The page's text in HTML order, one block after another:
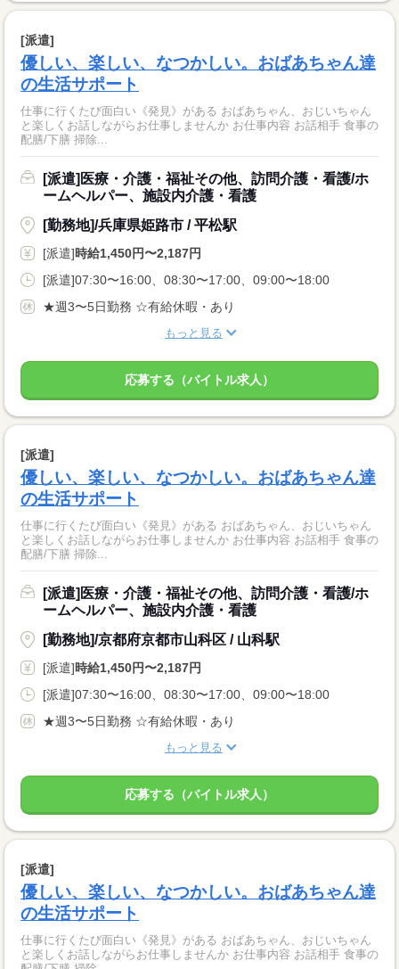
[派遣]
優しい、楽しい、なつかしい。おばあちゃん達
の生活サポート
仕事に行くたび面白い《発見》がある おばあちゃん、おじいちゃん
と楽しくお話しながらお仕事しませんか お仕事内容 お話相手 食事の
配膳/下膳 掃除...
[派遣]医療・介護・福祉その他、訪問介護・看護/ホ
ームヘルパー、施設内介護・看護
[勤務地]/兵庫県姫路市 / 平松駅
[派遣]時給1,450円〜2,187円
[派遣]07:30〜16:00、08:30〜17:00、09:00〜18:00
★週3〜5日勤務 ☆有給休暇・あり
もっと見る
応募する（バイトル求人）
[派遣]
優しい、楽しい、なつかしい。おばあちゃん達
の生活サポート
仕事に行くたび面白い《発見》がある おばあちゃん、おじいちゃん
と楽しくお話しながらお仕事しませんか お仕事内容 お話相手 食事の
配膳/下膳 掃除...
[派遣]医療・介護・福祉その他、訪問介護・看護/ホ
ームヘルパー、施設内介護・看護
[勤務地]/京都府京都市山科区 / 山科駅
[派遣]時給1,450円〜2,187円
[派遣]07:30〜16:00、08:30〜17:00、09:00〜18:00
★週3〜5日勤務 ☆有給休暇・あり
もっと見る
応募する（バイトル求人）
[派遣]
優しい、楽しい、なつかしい。おばあちゃん達
の生活サポート
仕事に行くたび面白い《発見》がある おばあちゃん、おじいちゃん
と楽しくお話しながらお仕事しませんか お仕事内容 お話相手 食事の